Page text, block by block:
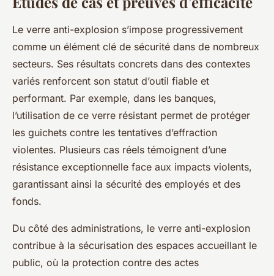
Le verre anti-explosion s’impose progressivement
comme un élément clé de sécurité dans de nombreux
secteurs. Ses résultats concrets dans des contextes
variés renforcent son statut d’outil fiable et
performant. Par exemple, dans les banques,
l’utilisation de ce verre résistant permet de protéger
les guichets contre les tentatives d’effraction
violentes. Plusieurs cas réels témoignent d’une
résistance exceptionnelle face aux impacts violents,
garantissant ainsi la sécurité des employés et des
fonds.
Du côté des administrations, le verre anti-explosion
contribue à la sécurisation des espaces accueillant le
public, où la protection contre des actes